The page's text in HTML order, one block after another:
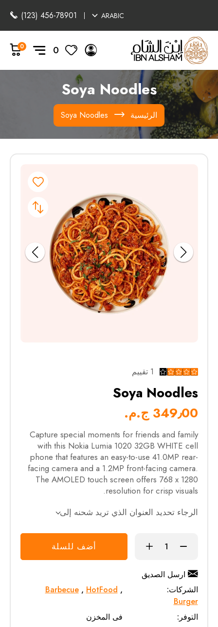
ARABIC
(123) 456-78901
0
0
Soya Noodles
الرئيسية Soya Noodles
1 تقييم
Soya Noodles
349٫00 ج.م.‏
Capture special moments for friends and family
with this Nokia Lumia 1020 32GB WHITE cell
phone that features an easy-to-use 41.0MP rear-
facing camera and a 1.2MP front-facing camera.
The AMOLED touch screen offers 768 x 1280
resolution for crisp visuals.
الرجاء تحديد العنوان الذي تريد شحنه إلى
أضف للسلة
ارسل الصديق
الشركات:
Barbecue , HotFood ,
Burger
التوفر:
فى المخزن